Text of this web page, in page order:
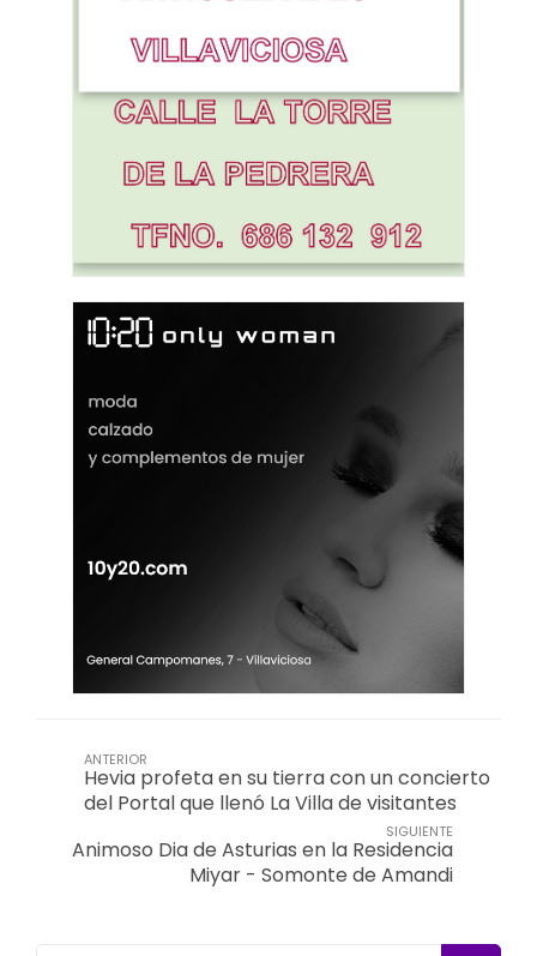
ANTERIOR
Hevia profeta en su tierra con un concierto
del Portal que llenó La Villa de visitantes
SIGUIENTE
Animoso Dia de Asturias en la Residencia
Miyar - Somonte de Amandi